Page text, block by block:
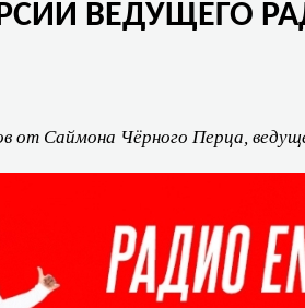
ВЕДУЩЕГО
от Саймона Чёрного Перца,